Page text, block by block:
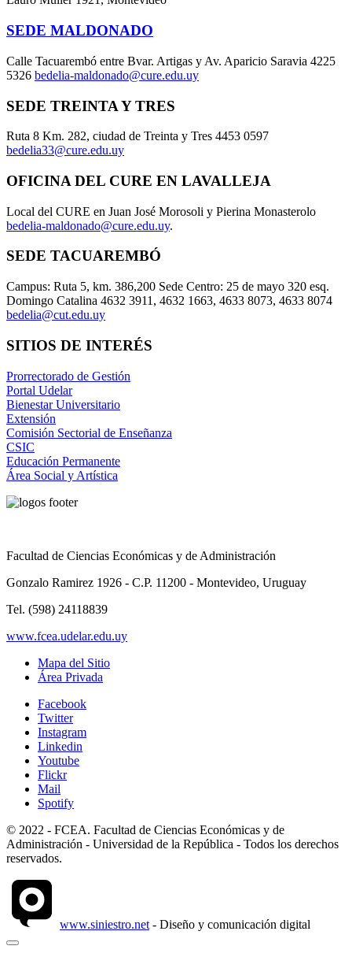
SEDE MALDONADO
Calle Tacuarembó entre Bvar. Artigas y Av. Aparicio Saravia 4225
5326 bedelia-maldonado@cure.edu.uy
SEDE TREINTA Y TRES
Ruta 8 Km. 282, ciudad de Treinta y Tres 4453 0597
bedelia33@cure.edu.uy
OFICINA DEL CURE EN LAVALLEJA
Local del CURE en Juan José Morosoli y Pierina Monasterolo
bedelia-maldonado@cure.edu.uy.
SEDE TACUAREMBÓ
Campus: Ruta 5, km. 386,200 Sede Centro: 25 de mayo 320 esq.
Domingo Catalina 4632 3911, 4632 1663, 4633 8073, 4633 8074
bedelia@cut.edu.uy
SITIOS DE INTERÉS
Prorrectorado de Gestión
Portal Udelar
Bienestar Universitario
Extensión
Comisión Sectorial de Enseñanza
CSIC
Educación Permanente
Área Social y Artística
Facultad de Ciencias Económicas y de Administración
Gonzalo Ramirez 1926 - C.P. 11200 - Montevideo, Uruguay
Tel. (598) 24118839
www.fcea.udelar.edu.uy
Mapa del Sitio
Área Privada
Facebook
Twitter
Instagram
Linkedin
Youtube
Flickr
Mail
Spotify
© 2022 - FCEA. Facultad de Ciencias Económicas y de
Administración - Universidad de la República - Todos los derechos
reservados.
www.siniestro.net - Diseño y comunicación digital